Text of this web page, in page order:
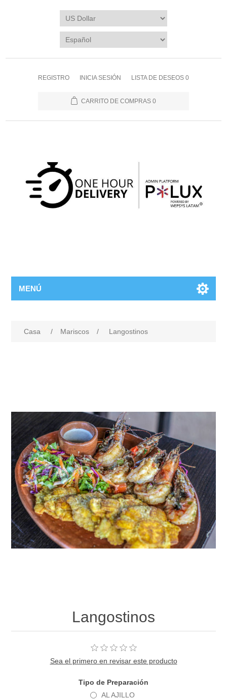
REGISTRO INICIA SESIÓN LISTA DE DESEOS 0
CARRITO DE COMPRAS 0
MENÚ
Casa / Mariscos / Langostinos
Langostinos
Sea el primero en revisar este producto
Tipo de Preparación
AL AJILLO